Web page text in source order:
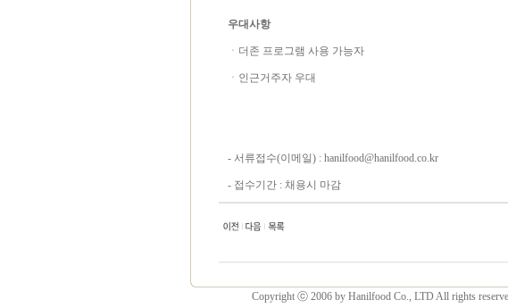
우대사항
ㆍ더존 프로그램 사용 가능자
ㆍ인근거주자 우대
- 서류접수(이메일) : hanilfood@hanilfood.co.kr
- 접수기간 : 채용시 마감
Copyright ⓒ 2006 by Hanilfood Co., LTD All rights